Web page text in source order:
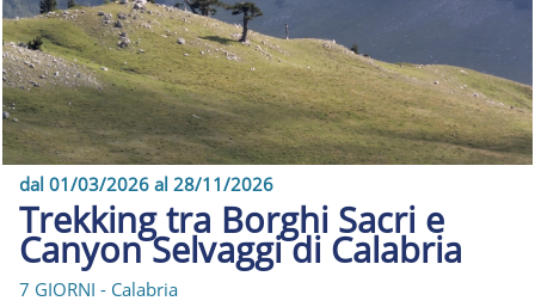
dal 01/03/2026 al 28/11/2026
Trekking tra Borghi Sacri e
Canyon Selvaggi di Calabria
7 GIORNI - Calabria